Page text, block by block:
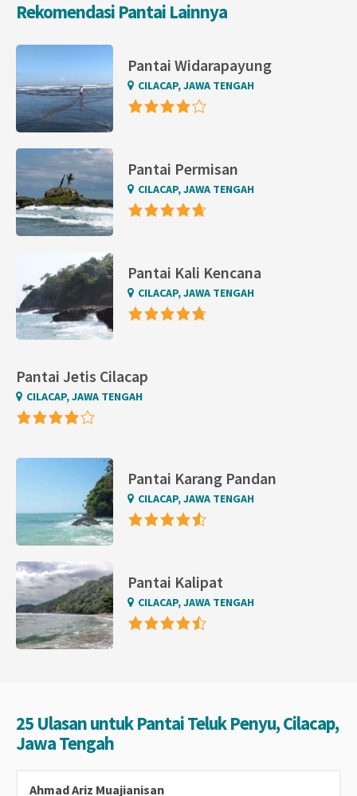
Rekomendasi Pantai Lainnya
Pantai Widarapayung
CILACAP, JAWA TENGAH
Pantai Permisan
CILACAP, JAWA TENGAH
Pantai Kali Kencana
CILACAP, JAWA TENGAH
Pantai Jetis Cilacap
CILACAP, JAWA TENGAH
Pantai Karang Pandan
CILACAP, JAWA TENGAH
Pantai Kalipat
CILACAP, JAWA TENGAH
25 Ulasan untuk Pantai Teluk Penyu, Cilacap,
Jawa Tengah
Ahmad Ariz Muajianisan